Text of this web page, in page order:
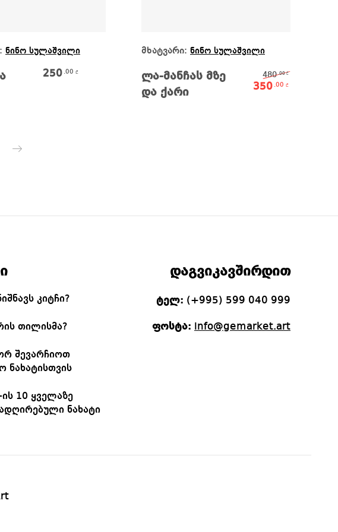
ნინო სულაშვილი
250 .00 ₾
მხატვარი: ნინო სულაშვილი
ლა-მანჩას მზე
და ქარი
480.00₾ Original
350 .00 ₾
კიტჩი?
თილისმა?
შევარჩიოთ
ნახატისთვის
ის 10 ყველაზე
ნახატი
დაგვიკავშირდით
ტელ: (+995) 599 040 999
ფოსტა: info@gemarket.art